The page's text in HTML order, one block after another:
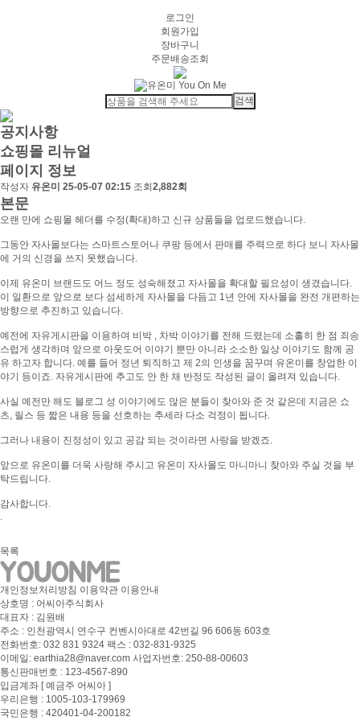
로그인
회원가입
장바구니
주문배송조회
공지사항
쇼핑몰 리뉴얼
페이지 정보
작성자 유온미 25-05-07 02:15 조회 2,882회
본문
오랜 만에 쇼핑몰 헤더를 수정(확대)하고 신규 상품들을 업로드했습니다.
그동안 자사몰보다는 스마트스토어나 쿠팡 등에서 판매를 주력으로 하다 보니 자사몰
에 거의 신경을 쓰지 못했습니다.
이제 유온미 브랜드도 어느 정도 성숙해졌고 자사몰을 확대할 필요성이 생겼습니다.
이 일환으로 앞으로 보다 섬세하게 자사몰을 다듬고 1년 안에 자사몰을 완전 개편하는
방향으로 추진하고 있습니다.
예전에 자유게시판을 이용하여 비박 , 차박 이야기를 전해 드렸는데 소홀히 한 점 죄송
스럽게 생각하며 앞으로 아웃도어 이야기 뿐만 아니라 소소한 일상 이야기도 함께 공
유 하고자 합니다. 예를 들어 정년 퇴직하고 제 2의 인생을 꿈꾸며 유온미를 창업한 이
야기 등이죠. 자유게시판에 추고도 안 한 채 반정도 작성된 글이 올려져 있습니다.
사실 예전만 해도 블로그 성 이야기에도 많은 분들이 찾아와 준 것 같은데 지금은 쇼
츠, 릴스 등 짧은 내용 등을 선호하는 추세라 다소 걱정이 됩니다.
그러나 내용이 진정성이 있고 공감 되는 것이라면 사랑을 받겠죠.
앞으로 유온미를 더욱 사랑해 주시고 유온미 자사몰도 마니마니 찾아와 주실 것을 부
탁드립니다.
감사합니다.
.
목록
개인정보처리방침 이용약관 이용안내
상호명 : 어씨아주식회사
대표자 : 김원배
주소 : 인천광역시 연수구 컨벤시아대로 42번길 96 606동 603호
전화번호: 032 831 9324 팩스 : 032-831-9325
이메일: earthia28@naver.com 사업자번호: 250-88-00603
통신판매번호 : 123-4567-890
입금계좌 [ 예금주 어씨아 ]
우리은행 : 1005-103-179969
국민은행 : 420401-04-200182